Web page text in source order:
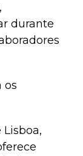
durante
os